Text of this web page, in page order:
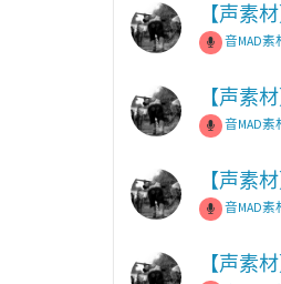
【声素
音MAD素
【声素
音MAD素
【声素
音MAD素
【声素